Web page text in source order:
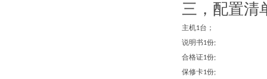
三，配置清
主机1台；
说明书1份;
合格证1份;
保修卡1份;